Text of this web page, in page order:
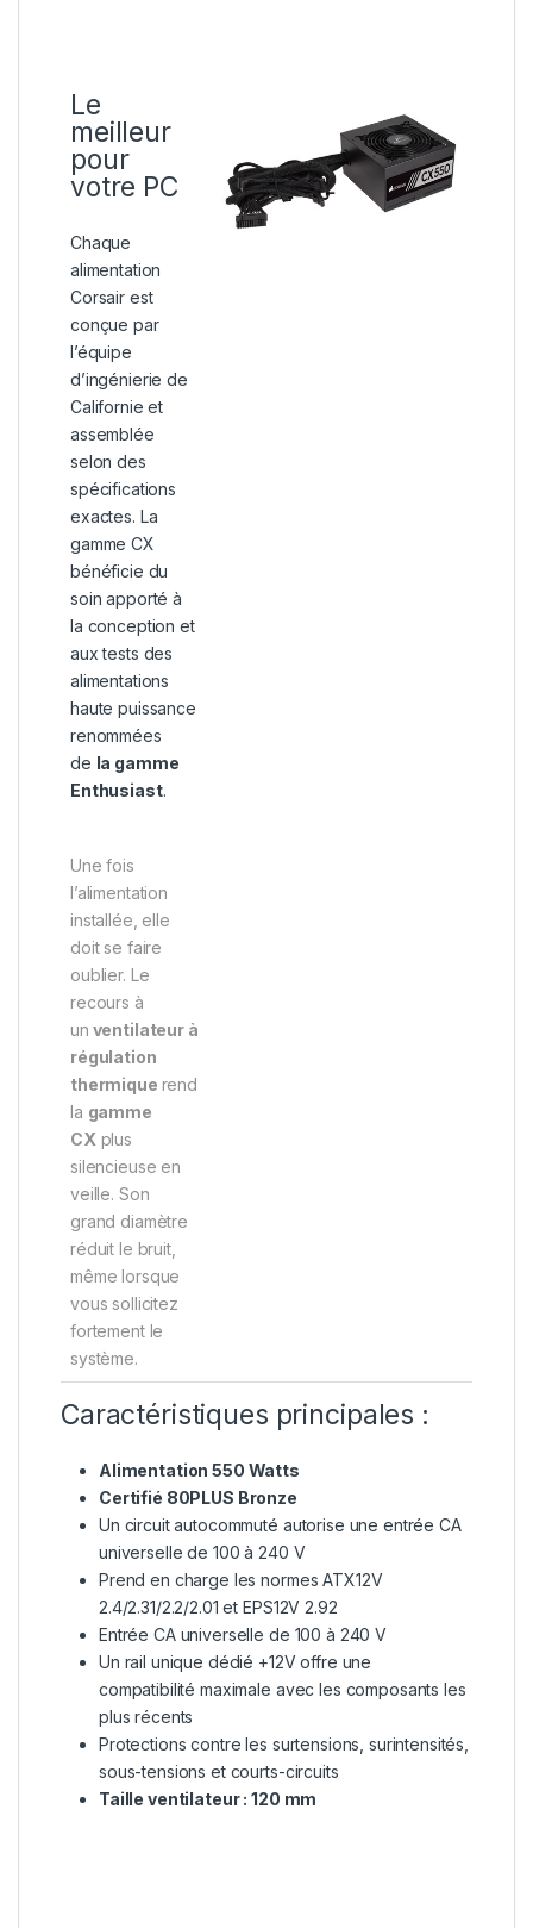
Le
meilleur
pour
votre PC
Chaque
alimentation
Corsair est
conçue par
l’équipe
d’ingénierie de
Californie et
assemblée
selon des
spécifications
exactes. La
gamme CX
bénéficie du
soin apporté à
la conception et
aux tests des
alimentations
haute puissance
renommées
de la gamme
Enthusiast.
Une fois
l’alimentation
installée, elle
doit se faire
oublier. Le
recours à
un ventilateur à
régulation
thermique rend
la gamme
CX plus
silencieuse en
veille. Son
grand diamètre
réduit le bruit,
même lorsque
vous sollicitez
fortement le
système.
Caractéristiques principales :
Alimentation 550 Watts
Certifié 80PLUS Bronze
Un circuit autocommuté autorise une entrée CA
universelle de 100 à 240 V
Prend en charge les normes ATX12V
2.4/2.31/2.2/2.01 et EPS12V 2.92
Entrée CA universelle de 100 à 240 V
Un rail unique dédié +12V offre une
compatibilité maximale avec les composants les
plus récents
Protections contre les surtensions, surintensités,
sous-tensions et courts-circuits
Taille ventilateur : 120 mm